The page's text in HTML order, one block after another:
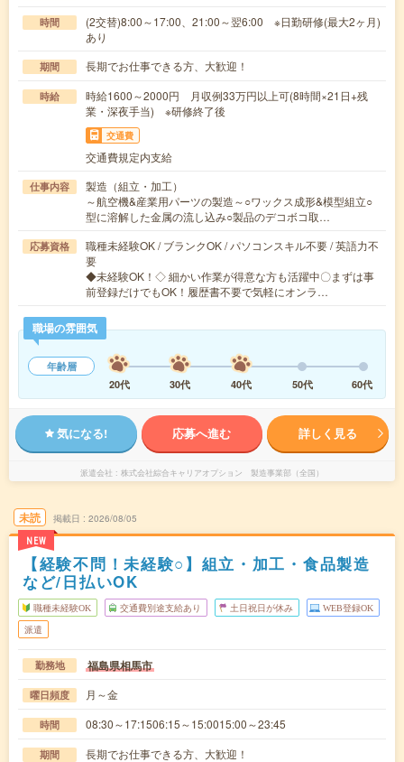
時間
(2交替)8:00～17:00、21:00～翌6:00 ※日勤研修(最大2ヶ月)
あり
期間 長期でお仕事できる方、大歓迎！
時給
時給1600～2000円 月収例33万円以上可(8時間×21日+残
業・深夜手当) ※研修終了後
交通費
交通費規定内支給
仕事内容
製造（組立・加工）
～航空機&産業用パーツの製造～○ワックス成形&模型組立○
型に溶解した金属の流し込み○製品のデコボコ取…
応募資格
職種未経験OK / ブランクOK / パソコンスキル不要 / 英語力不
要
◆未経験OK！◇ 細かい作業が得意な方も活躍中〇まずは事
前登録だけでもOK！履歴書不要で気軽にオンラ…
職場の雰囲気
年齢層
20代
30代 40代 50代 60代
気になる! 応募へ進む 詳しく見る
派遣会社 株式会社綜合キャリアオプション 製造事業部（全国）
未読
NEW
掲載日 2026/08/05
【経験不問！未経験○】組立・加工・食品製造
など/日払いOK
職種未経験OK 交通費別途支給あり 土日祝日が休み WEB登録OK
派遣
勤務地 福島県相馬市
曜日頻度 月～金
時間 08:30～17:1506:15～15:0015:00～23:45
期間 長期でお仕事できる方、大歓迎！